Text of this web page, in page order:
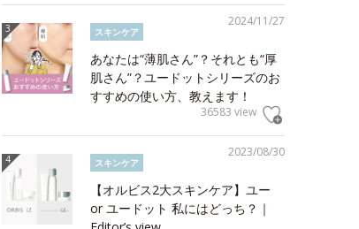
2024/11/27
スキンケア
あなたは“薄肌さん”？それとも“厚
肌さん”？ユードットシリーズのお
すすめの使い方、教えます！
36583 view
2023/08/30
スキンケア
【オルビス2大スキンケア】ユー
or ユードット 私にはどっち？｜